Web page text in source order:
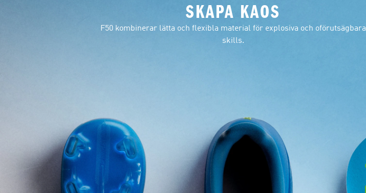
SKAPA KAOS
F50 kombinerar lätta och flexibla material för explosiva och oförutsägbara
skills.